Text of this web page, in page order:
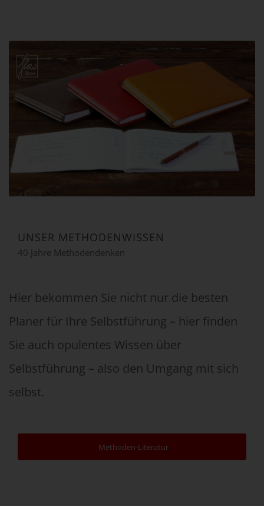
UNSER METHODENWISSEN
40 Jahre Methodendenken
Hier bekommen Sie nicht nur die besten
Planer für Ihre Selbstführung – hier finden
Sie auch opulentes Wissen über
Selbstführung – also den Umgang mit sich
selbst.
Methoden-Literatur